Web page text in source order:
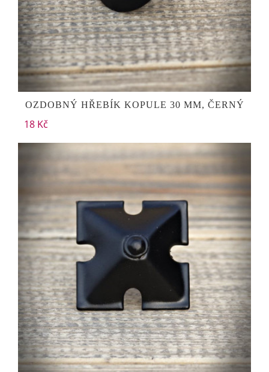
OZDOBNÝ HŘEBÍK KOPULE 30 MM, ČERNÝ
18 Kč